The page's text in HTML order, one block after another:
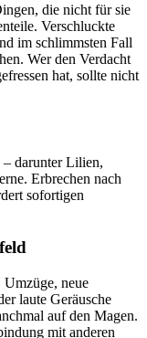
die nicht für sie
Verschluckte
im schlimmsten Fall
Wer den Verdacht
hat, sollte nicht
darunter Lilien,
Erbrechen nach
sofortigen
neue
laute Geräusche
auf den Magen.
mit anderen